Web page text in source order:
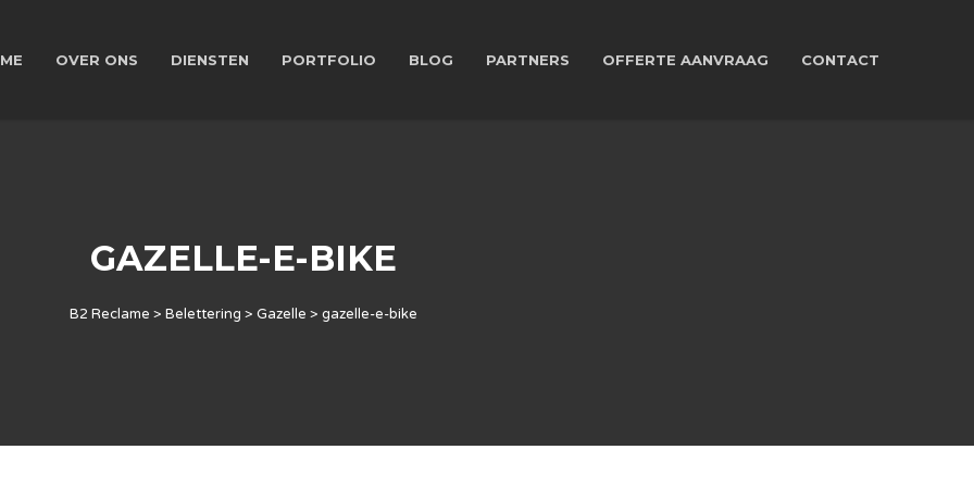
OVER ONS DIENSTEN PORTFOLIO BLOG PARTNERS OFFERTE AANVRAAG CONTACT
GAZELLE-E-BIKE
B2 Reclame > Belettering > Gazelle > gazelle-e-bike